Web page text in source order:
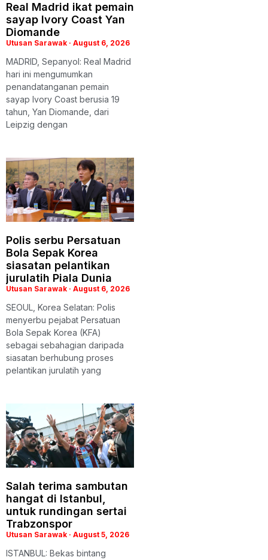
Real Madrid ikat pemain
sayap Ivory Coast Yan
Diomande
Utusan Sarawak August 6, 2026
MADRID, Sepanyol: Real Madrid
hari ini mengumumkan
penandatanganan pemain
sayap Ivory Coast berusia 19
tahun, Yan Diomande, dari
Leipzig dengan
Polis serbu Persatuan
Bola Sepak Korea
siasatan pelantikan
jurulatih Piala Dunia
Utusan Sarawak August 6, 2026
SEOUL, Korea Selatan: Polis
menyerbu pejabat Persatuan
Bola Sepak Korea (KFA)
sebagai sebahagian daripada
siasatan berhubung proses
pelantikan jurulatih yang
Salah terima sambutan
hangat di Istanbul,
untuk rundingan sertai
Trabzonspor
Utusan Sarawak August 5, 2026
ISTANBUL: Bekas bintang